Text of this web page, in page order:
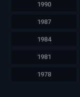
1990
1987
1984
1981
1978